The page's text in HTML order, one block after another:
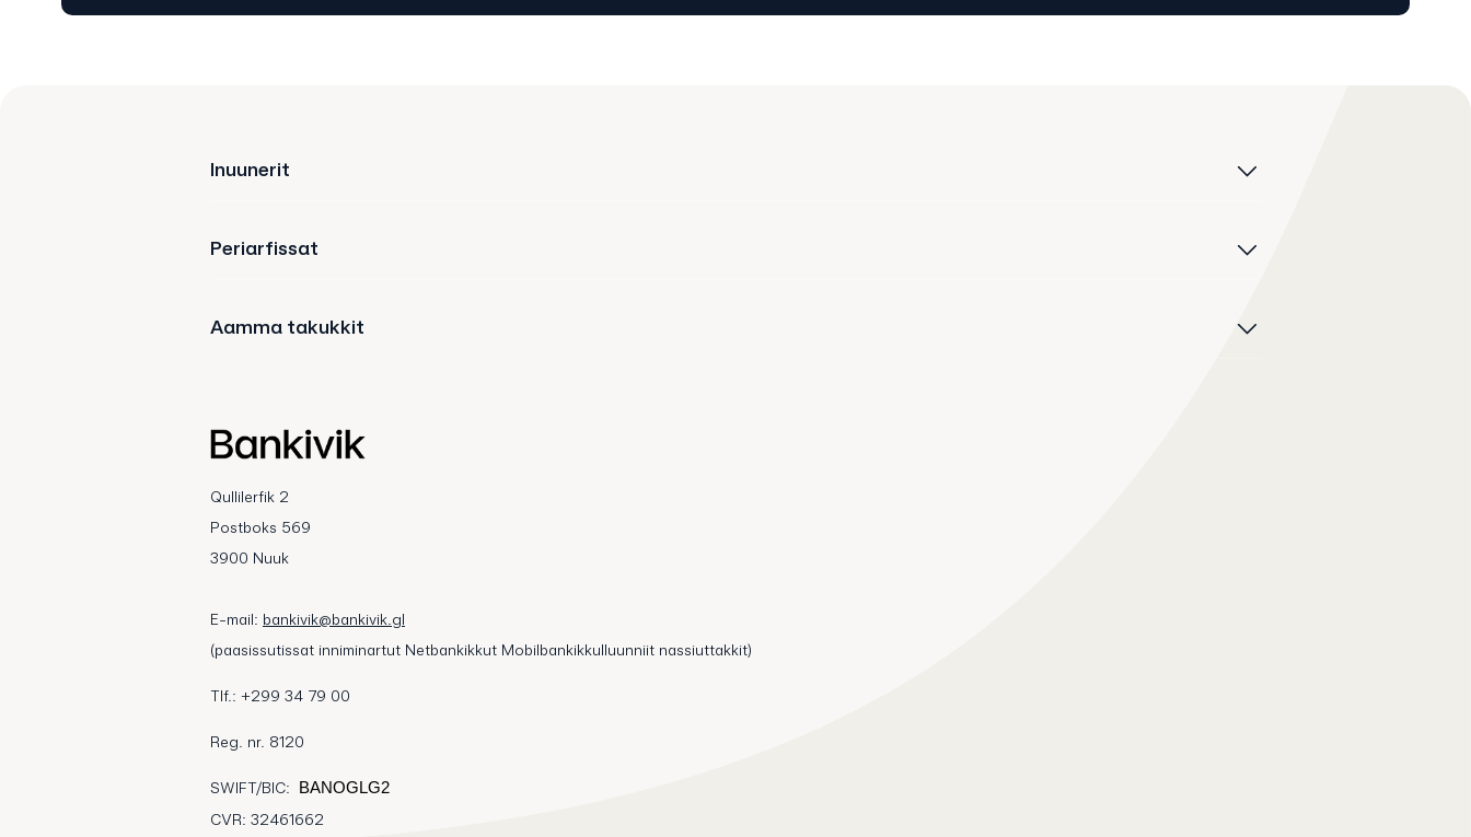
Inuunerit
Periarfissat
Aamma takukkit
Qullilerfik 2
Postboks 569
3900 Nuuk
E-mail: bankivik@bankivik.gl
(paasissutissat inniminartut Netbankikkut Mobilbankikkulluunniit nassiuttakkit)
Tlf.: +299 34 79 00
Reg. nr. 8120
SWIFT/BIC:
BANOGLG2
CVR: 32461662